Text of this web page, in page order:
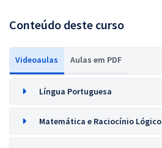
Conteúdo deste curso
Videoaulas Aulas em PDF
Língua Portuguesa
Matemática e Raciocínio Lógico